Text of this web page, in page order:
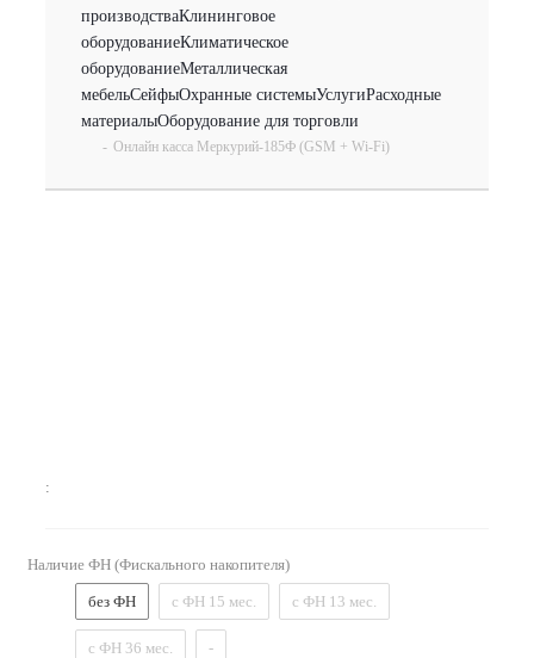
производстваКлининговое
оборудованиеКлиматическое
оборудованиеМеталлическая
мебельСейфыОхранные системыУслугиРасходные
материалыОборудование для торговли
- Онлайн касса Меркурий-185Ф (GSM + Wi-Fi)
:
Наличие ФН (Фискального накопителя)
без ФН с ФН 15 мес. с ФН 13 мес.
с ФН 36 мес. -